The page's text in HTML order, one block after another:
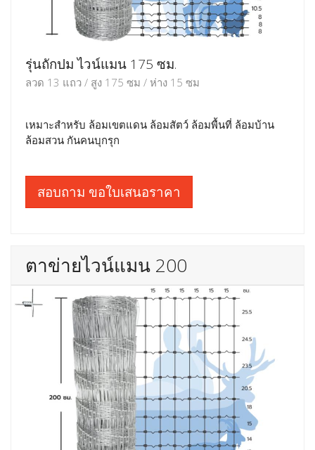
รุ่นถักปม ไวน์แมน 175 ซม.
ลวด 13 แถว / สูง 175 ซม / ห่าง 15 ซม
เหมาะสำหรับ ล้อมเขตแดน ล้อมสัตว์ ล้อมพื้นที่ ล้อมบ้าน
ล้อมสวน กันคนบุกรุก
สอบถาม ขอใบเสนอราคา
ตาข่ายไวน์แมน 200